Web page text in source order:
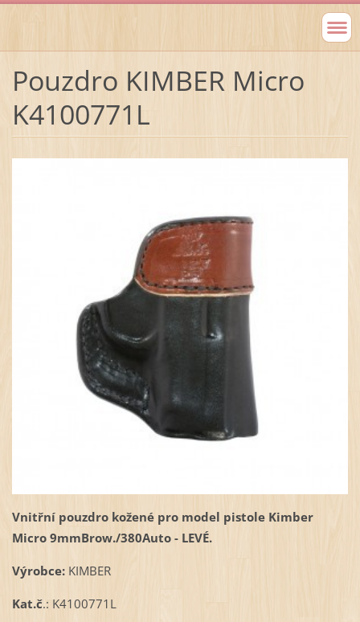
Pouzdro KIMBER Micro
K4100771L
Vnitřní pouzdro kožené pro model pistole Kimber
Micro 9mmBrow./380Auto - LEVÉ.
Výrobce:KIMBER
Kat.č.: K4100771L